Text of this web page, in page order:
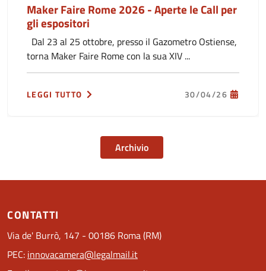
Maker Faire Rome 2026 - Aperte le Call per
gli espositori
Dal 23 al 25 ottobre, presso il Gazometro Ostiense,
torna Maker Faire Rome con la sua XIV ...
LEGGI TUTTO 30/04/26
Archivio
CONTATTI
Via de' Burrò, 147 - 00186 Roma (RM)
PEC: innovacamera@legalmail.it